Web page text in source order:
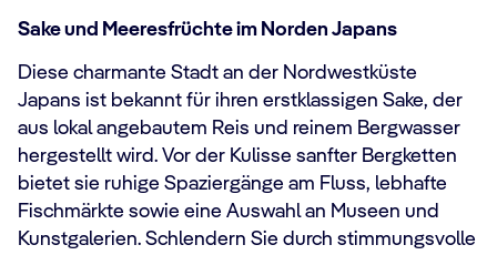
Sake und Meeresfrüchte im Norden Japans
Diese charmante Stadt an der Nordwestküste
Japans ist bekannt für ihren erstklassigen Sake, der
aus lokal angebautem Reis und reinem Bergwasser
hergestellt wird. Vor der Kulisse sanfter Bergketten
bietet sie ruhige Spaziergänge am Fluss, lebhafte
Fischmärkte sowie eine Auswahl an Museen und
Kunstgalerien. Schlendern Sie durch stimmungsvolle